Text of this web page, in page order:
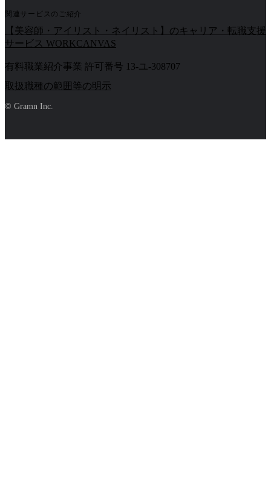
関連サービスのご紹介
【美容師・アイリスト・ネイリスト】のキャリア・転職支援
サービス WORKCANVAS
有料職業紹介事業 許可番号 13-ユ-308707
取扱職種の範囲等の明示
© Gramn Inc.